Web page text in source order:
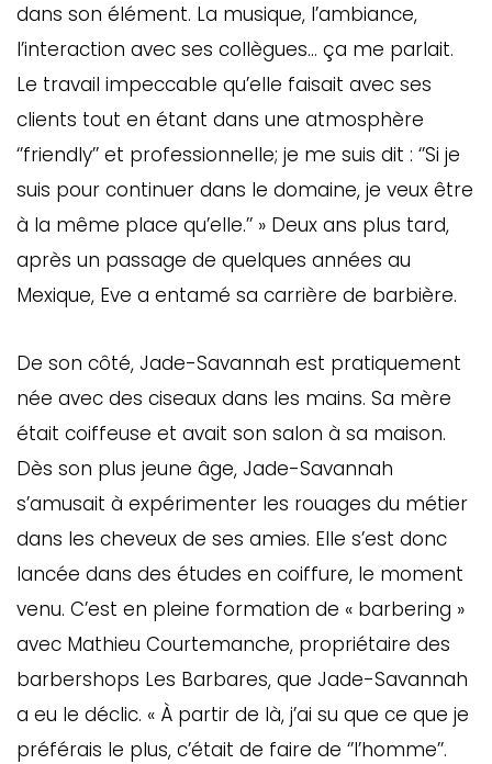
dans son élément. La musique, l’ambiance,
l’interaction avec ses collègues… ça me parlait.
Le travail impeccable qu’elle faisait avec ses
clients tout en étant dans une atmosphère
‘’friendly’’ et professionnelle; je me suis dit : ‘’Si je
suis pour continuer dans le domaine, je veux être
à la même place qu’elle.’’ » Deux ans plus tard,
après un passage de quelques années au
Mexique, Eve a entamé sa carrière de barbière.
De son côté, Jade-Savannah est pratiquement
née avec des ciseaux dans les mains. Sa mère
était coiffeuse et avait son salon à sa maison.
Dès son plus jeune âge, Jade-Savannah
s’amusait à expérimenter les rouages du métier
dans les cheveux de ses amies. Elle s’est donc
lancée dans des études en coiffure, le moment
venu. C’est en pleine formation de « barbering »
avec Mathieu Courtemanche, propriétaire des
barbershops Les Barbares, que Jade-Savannah
a eu le déclic. « À partir de là, j’ai su que ce que je
préférais le plus, c’était de faire de ‘’l’homme’’.